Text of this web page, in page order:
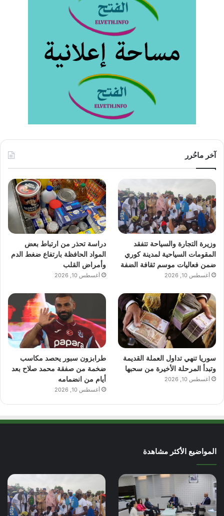
آخر ماحُرر
وزيرة التجارة والسياحة تتفقد
المقومات السياحية لمدينة كوري
ضمن فعاليات موسم ثقافة الضفة
أغسطس 10, 2026
دراسة تحذر من ارتباط بعض
المواد الحافظة بارتفاع ضغط الدم
وأمراض القلب
أغسطس 10, 2026
سوريا تنهي تداول العملة القديمة
وتبدأ المرحلة الأخيرة من سحبها
أغسطس 10, 2026
طرابزون سبور يحصد مكاسب
ضخمة من صفقة محمد صلاح بعد
أيام من انضمامه
أغسطس 10, 2026
المواضيع الأكثر مشاهدة